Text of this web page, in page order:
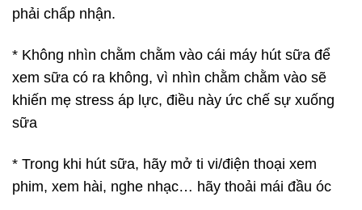
phải chấp nhận.
* Không nhìn chằm chằm vào cái máy hút sữa để
xem sữa có ra không, vì nhìn chằm chằm vào sẽ
khiến mẹ stress áp lực, điều này ức chế sự xuống
sữa
* Trong khi hút sữa, hãy mở ti vi/điện thoại xem
phim, xem hài, nghe nhạc… hãy thoải mái đầu óc